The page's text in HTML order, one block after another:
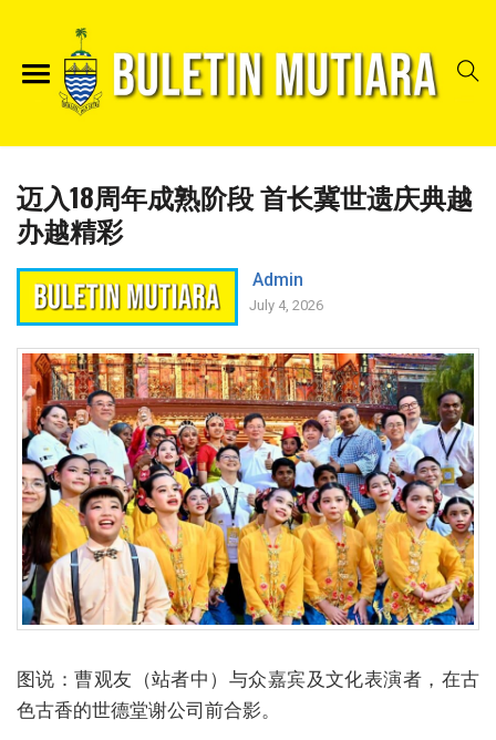
迈入18周年成熟阶段 首长冀世遗庆典越
办越精彩
Admin
July 4, 2026
图说：曹观友（站者中）与众嘉宾及文化表演者，在古
色古香的世德堂谢公司前合影。